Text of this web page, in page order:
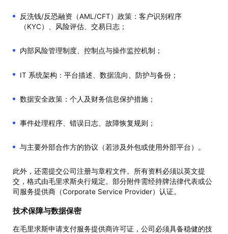
反洗钱/反恐融资（AML/CFT）政策：客户识别程序
（KYC）、风险评估、交易日志；
内部风险管理制度、控制点与操作监控机制；
IT 系统架构：平台描述、数据流向、防护与备份；
数据安全政策：个人及财务信息保护措施；
事件处理程序、错误日志、故障恢复规则；
与主要外部合作方的协议（若涉及外包或使用外部平台）。
此外，还需提交公司注册与章程文件。所有资料必须以英文提
交，格式由毛里求斯央行规定。部分附件需经持牌法律代表或公
司服务提供商（Corporate Service Provider）认证。
技术保障与数据保密
在毛里求斯申请支付服务提供商许可证，公司必须具备稳健的技